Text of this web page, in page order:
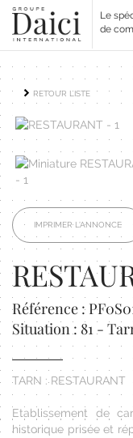
Le
de
RETOUR LISTE
IMPRIMER L'ANNONCE
Référence :
Situation : 81 -
TARN : RESTAURANT
Etablissement de
historique prisée et